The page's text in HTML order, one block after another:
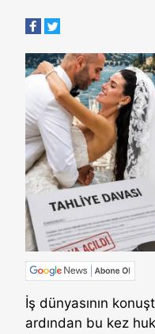
İş dünyasının
ardından bu kez